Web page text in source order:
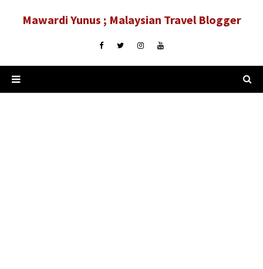
Mawardi Yunus ; Malaysian Travel Blogger